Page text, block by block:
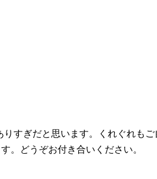
すぎだと思います。くれぐれも
。どうぞお付き合いください。